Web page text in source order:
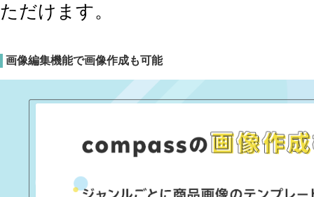
ただけます。
画像編集機能で画像作成も可能